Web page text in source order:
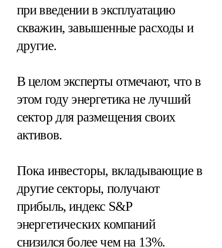
при введении в эксплуатацию
скважин, завышенные расходы и
другие.
В целом эксперты отмечают, что в
этом году энергетика не лучший
сектор для размещения своих
активов.
Пока инвесторы, вкладывающие в
другие секторы, получают
прибыль, индекс S&P
энергетических компаний
снизился более чем на 13%.